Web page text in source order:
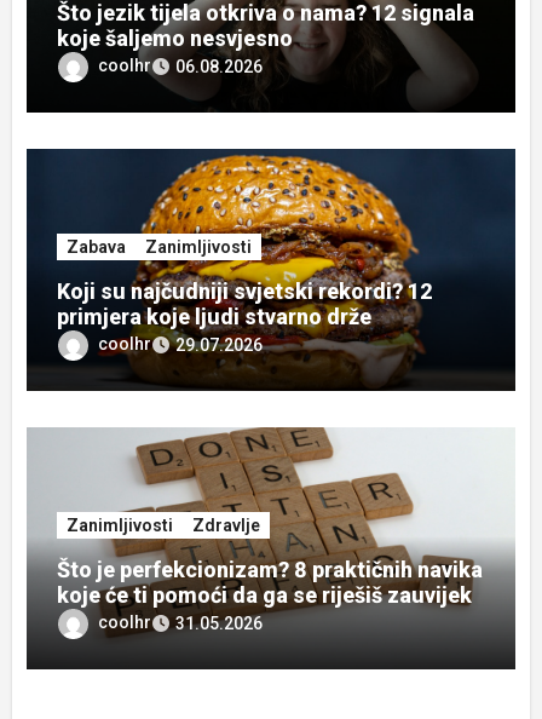
Što jezik tijela otkriva o nama? 12 signala
koje šaljemo nesvjesno
coolhr 06.08.2026
Zabava Zanimljivosti
Koji su najčudniji svjetski rekordi? 12
primjera koje ljudi stvarno drže
coolhr 29.07.2026
Zanimljivosti Zdravlje
Što je perfekcionizam? 8 praktičnih navika
koje će ti pomoći da ga se riješiš zauvijek
coolhr 31.05.2026